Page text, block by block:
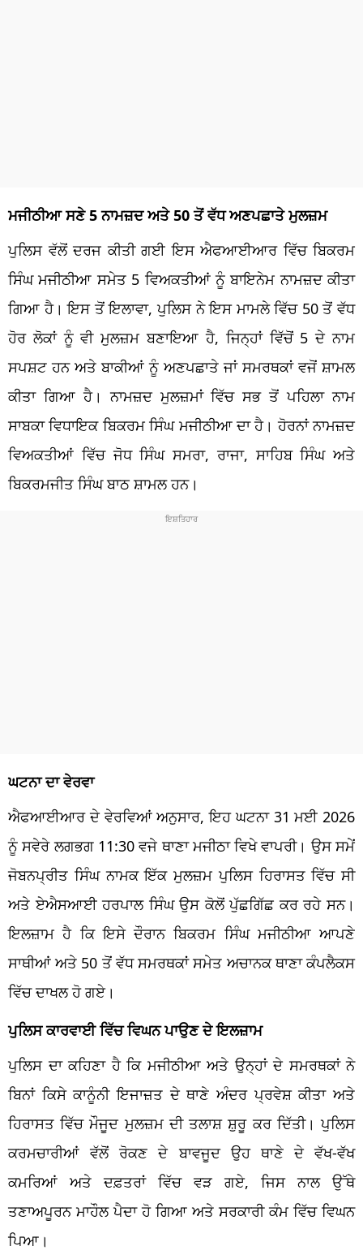
ਮਜੀਠੀਆ ਸਣੇ 5 ਨਾਮਜ਼ਦ ਅਤੇ 50 ਤੋਂ ਵੱਧ ਅਣਪਛਾਤੇ ਮੁਲਜ਼ਮ
ਪੁਲਿਸ ਵੱਲੋਂ ਦਰਜ ਕੀਤੀ ਗਈ ਇਸ ਐਫਆਈਆਰ ਵਿੱਚ ਬਿਕਰਮ
ਸਿੰਘ ਮਜੀਠੀਆ ਸਮੇਤ 5 ਵਿਅਕਤੀਆਂ ਨੂੰ ਬਾਇਨੇਮ ਨਾਮਜ਼ਦ ਕੀਤਾ
ਗਿਆ ਹੈ। ਇਸ ਤੋਂ ਇਲਾਵਾ, ਪੁਲਿਸ ਨੇ ਇਸ ਮਾਮਲੇ ਵਿੱਚ 50 ਤੋਂ ਵੱਧ
ਹੋਰ ਲੋਕਾਂ ਨੂੰ ਵੀ ਮੁਲਜ਼ਮ ਬਣਾਇਆ ਹੈ, ਜਿਨ੍ਹਾਂ ਵਿੱਚੋਂ 5 ਦੇ ਨਾਮ
ਸਪਸ਼ਟ ਹਨ ਅਤੇ ਬਾਕੀਆਂ ਨੂੰ ਅਣਪਛਾਤੇ ਜਾਂ ਸਮਰਥਕਾਂ ਵਜੋਂ ਸ਼ਾਮਲ
ਕੀਤਾ ਗਿਆ ਹੈ। ਨਾਮਜ਼ਦ ਮੁਲਜ਼ਮਾਂ ਵਿੱਚ ਸਭ ਤੋਂ ਪਹਿਲਾ ਨਾਮ
ਸਾਬਕਾ ਵਿਧਾਇਕ ਬਿਕਰਮ ਸਿੰਘ ਮਜੀਠੀਆ ਦਾ ਹੈ। ਹੋਰਨਾਂ ਨਾਮਜ਼ਦ
ਵਿਅਕਤੀਆਂ ਵਿੱਚ ਜੋਧ ਸਿੰਘ ਸਮਰਾ, ਰਾਜਾ, ਸਾਹਿਬ ਸਿੰਘ ਅਤੇ
ਬਿਕਰਮਜੀਤ ਸਿੰਘ ਬਾਠ ਸ਼ਾਮਲ ਹਨ।
ਘਟਨਾ ਦਾ ਵੇਰਵਾ
ਐਫਆਈਆਰ ਦੇ ਵੇਰਵਿਆਂ ਅਨੁਸਾਰ, ਇਹ ਘਟਨਾ 31 ਮਈ 2026
ਨੂੰ ਸਵੇਰੇ ਲਗਭਗ 11:30 ਵਜੇ ਥਾਣਾ ਮਜੀਠਾ ਵਿਖੇ ਵਾਪਰੀ। ਉਸ ਸਮੇਂ
ਜੋਬਨਪ੍ਰੀਤ ਸਿੰਘ ਨਾਮਕ ਇੱਕ ਮੁਲਜ਼ਮ ਪੁਲਿਸ ਹਿਰਾਸਤ ਵਿੱਚ ਸੀ
ਅਤੇ ਏਐਸਆਈ ਹਰਪਾਲ ਸਿੰਘ ਉਸ ਕੋਲੋਂ ਪੁੱਛਗਿੱਛ ਕਰ ਰਹੇ ਸਨ।
ਇਲਜ਼ਾਮ ਹੈ ਕਿ ਇਸੇ ਦੌਰਾਨ ਬਿਕਰਮ ਸਿੰਘ ਮਜੀਠੀਆ ਆਪਣੇ
ਸਾਥੀਆਂ ਅਤੇ 50 ਤੋਂ ਵੱਧ ਸਮਰਥਕਾਂ ਸਮੇਤ ਅਚਾਨਕ ਥਾਣਾ ਕੰਪਲੈਕਸ
ਵਿੱਚ ਦਾਖਲ ਹੋ ਗਏ।
ਪੁਲਿਸ ਕਾਰਵਾਈ ਵਿੱਚ ਵਿਘਨ ਪਾਉਣ ਦੇ ਇਲਜ਼ਾਮ
ਪੁਲਿਸ ਦਾ ਕਹਿਣਾ ਹੈ ਕਿ ਮਜੀਠੀਆ ਅਤੇ ਉਨ੍ਹਾਂ ਦੇ ਸਮਰਥਕਾਂ ਨੇ
ਬਿਨਾਂ ਕਿਸੇ ਕਾਨੂੰਨੀ ਇਜਾਜ਼ਤ ਦੇ ਥਾਣੇ ਅੰਦਰ ਪ੍ਰਵੇਸ਼ ਕੀਤਾ ਅਤੇ
ਹਿਰਾਸਤ ਵਿੱਚ ਮੌਜੂਦ ਮੁਲਜ਼ਮ ਦੀ ਤਲਾਸ਼ ਸ਼ੁਰੂ ਕਰ ਦਿੱਤੀ। ਪੁਲਿਸ
ਕਰਮਚਾਰੀਆਂ ਵੱਲੋਂ ਰੋਕਣ ਦੇ ਬਾਵਜੂਦ ਉਹ ਥਾਣੇ ਦੇ ਵੱਖ-ਵੱਖ
ਕਮਰਿਆਂ ਅਤੇ ਦਫ਼ਤਰਾਂ ਵਿੱਚ ਵੜ ਗਏ, ਜਿਸ ਨਾਲ ਉੱਥੇ
ਤਣਾਅਪੂਰਨ ਮਾਹੌਲ ਪੈਦਾ ਹੋ ਗਿਆ ਅਤੇ ਸਰਕਾਰੀ ਕੰਮ ਵਿੱਚ ਵਿਘਨ
ਪਿਆ।